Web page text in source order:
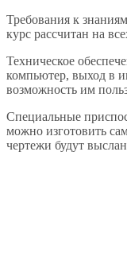
Требования к
курс рассчитан на
Техническое
компьютер, выход в
возможность им
Специальные
можно изготовить
чертежи будут